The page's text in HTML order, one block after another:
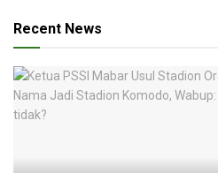
Recent News